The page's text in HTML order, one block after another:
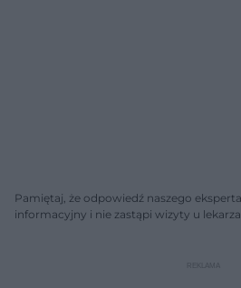
Pamiętaj, że odpowiedź naszego
informacyjny i nie zastąpi wizyty u lekarza.